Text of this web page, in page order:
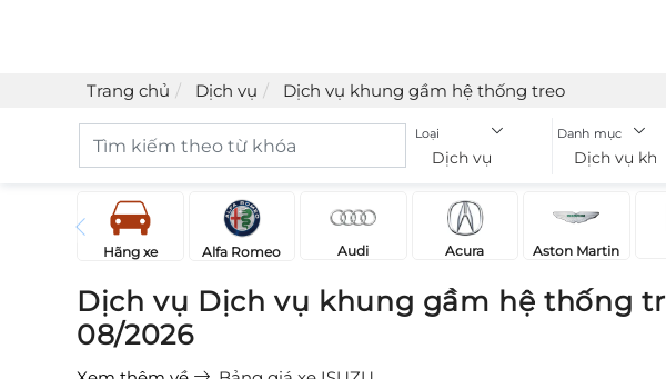
Trang chủ Dịch vụ Dịch vụ khung gầm hệ thống treo
Loại
Dịch vụ
Danh mục
Dịch vụ
Hãng xe Alfa Romeo Audi Acura Aston Martin
Dịch vụ Dịch vụ khung gầm hệ thống
08/2026